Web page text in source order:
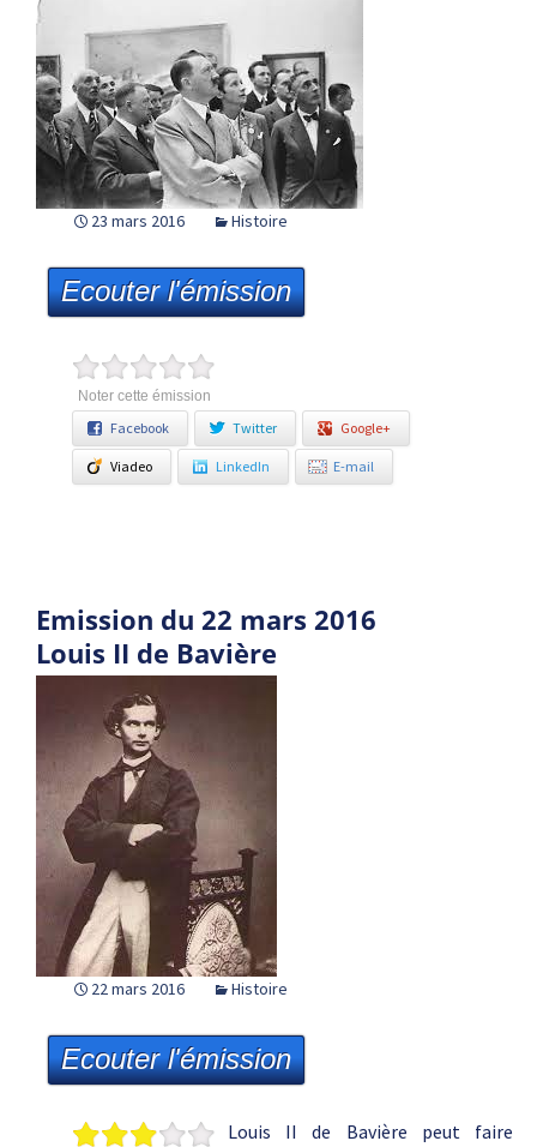
23 mars 2016 Histoire
Ecouter l'émission
Noter cette émission
Facebook Twitter Google+
Viadeo LinkedIn E-mail
Emission du 22 mars 2016
Louis II de Bavière
22 mars 2016 Histoire
Ecouter l'émission
Louis II de Bavière peut faire